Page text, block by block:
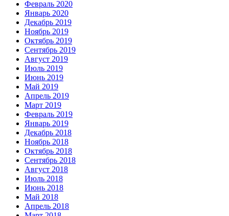
Февраль 2020
Январь 2020
Декабрь 2019
Ноябрь 2019
Октябрь 2019
Сентябрь 2019
Август 2019
Июль 2019
Июнь 2019
Май 2019
Апрель 2019
Март 2019
Февраль 2019
Январь 2019
Декабрь 2018
Ноябрь 2018
Октябрь 2018
Сентябрь 2018
Август 2018
Июль 2018
Июнь 2018
Май 2018
Апрель 2018